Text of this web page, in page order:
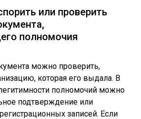
или проверить
полномочия
можно проверить,
которая его выдала. В
полномочий можно
подтверждение или
записей. Если